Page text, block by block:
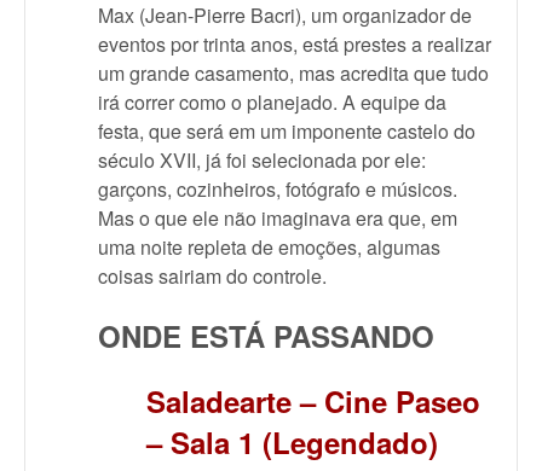
Max (Jean-Pierre Bacri), um organizador de
eventos por trinta anos, está prestes a realizar
um grande casamento, mas acredita que tudo
irá correr como o planejado. A equipe da
festa, que será em um imponente castelo do
século XVII, já foi selecionada por ele:
garçons, cozinheiros, fotógrafo e músicos.
Mas o que ele não imaginava era que, em
uma noite repleta de emoções, algumas
coisas sairiam do controle.
ONDE ESTÁ PASSANDO
Saladearte – Cine Paseo
– Sala 1 (Legendado)